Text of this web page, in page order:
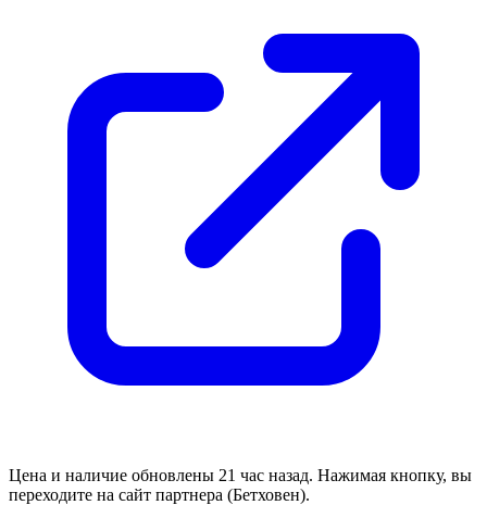
Цена и наличие обновлены 21 час назад. Нажимая кнопку, вы
переходите на сайт партнера (Бетховен).